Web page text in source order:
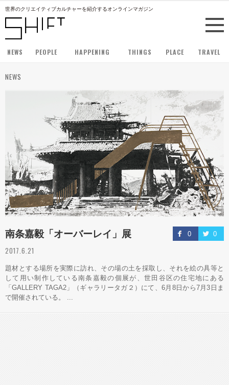
世界のクリエイティブカルチャーを紹介するオンラインマガジン
NEWS PEOPLE HAPPENING THINGS PLACE TRAVEL
NEWS
0 0
南条嘉毅「オーバーレイ」展
2017.6.21
題材とする場所を実際に訪れ、その場の土を採取し、それを絵の具等と
して用い制作している南条嘉毅の個展が、世田谷区の住宅地にある
「GALLERY TAGA2」（ギャラリータガ２）にて、6月8日から7月3日ま
で開催されている。 ...